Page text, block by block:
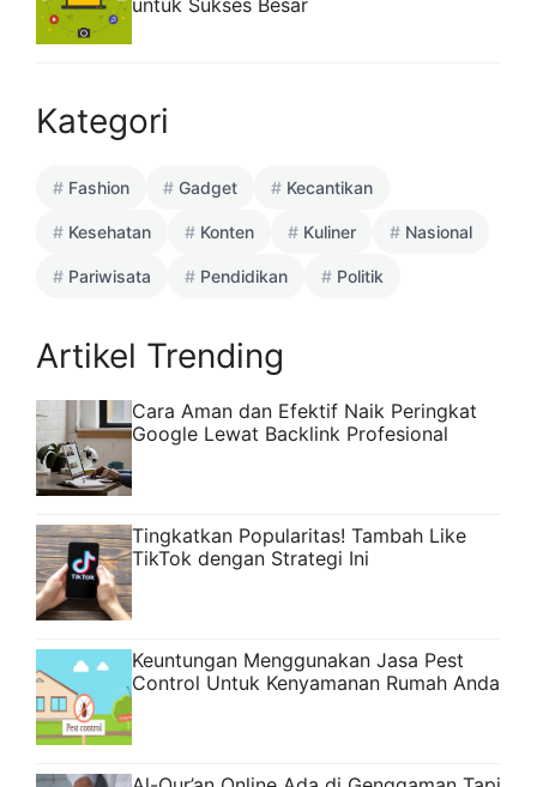
untuk Sukses Besar
Kategori
Fashion Gadget Kecantikan
Kesehatan Konten Kuliner Nasional
Pariwisata Pendidikan Politik
Artikel Trending
Cara Aman dan Efektif Naik Peringkat
Google Lewat Backlink Profesional
Tingkatkan Popularitas! Tambah Like
TikTok dengan Strategi Ini
Keuntungan Menggunakan Jasa Pest
Control Untuk Kenyamanan Rumah Anda